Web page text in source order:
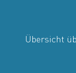
Übersicht